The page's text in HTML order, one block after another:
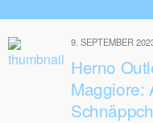
9. SEPTEMBER
Herno
Maggiore: